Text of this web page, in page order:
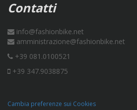
Contatti
info@fashionbike.net
amministrazione@fashionbike.net
+39 081.0100521
+39 347.9038875
Cambia preferenze sui Cookies